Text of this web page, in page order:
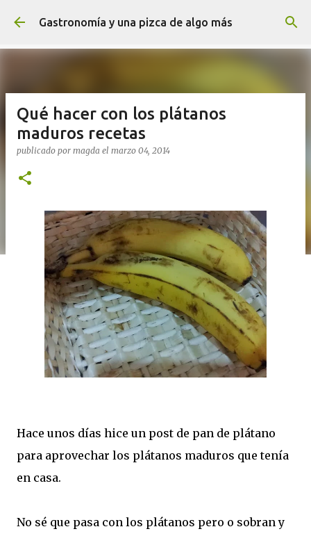
Ir al contenido principal
Gastronomía y una pizca de algo más
Qué hacer con los plátanos
maduros recetas
publicado por magda el marzo 04, 2014
Hace unos días hice un post de pan de plátano
para aprovechar los plátanos maduros que tenía
en casa.
No sé que pasa con los plátanos pero o sobran y